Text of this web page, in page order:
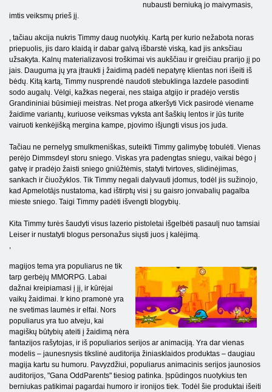
nubausti berniuką jo maivymasis,
imtis veiksmų prieš jį.
, tačiau akcija nukris Timmy daug nuotykių. Kartą per kurio nežabota noras
priepuolis, jis daro klaidą ir dabar galvą išbarstė viską, kad jis anksčiau
užsakyta. Kalnų materializavosi troškimai vis aukščiau ir greičiau prarijo jį po
jais. Dauguma jų yra įtraukti į žaidimą padėti nepatyrę klientas nori išeiti iš
bėdų. Kitą kartą, Timmy nusprendė naudoti stebuklinga lazdele pasodinti
sodo augalų. Vėlgi, kažkas negerai, nes staiga atgijo ir pradėjo verstis
Grandininiai būsimieji meistras. Net proga atkeršyti Vick pasirodė viename
žaidime variantų, kuriuose veiksmas vyksta ant šaškių lentos ir jūs turite
vairuoti kenkėjišką mergina kampe, pjovimo išjungti visus jos juda.
Tačiau ne pernelyg smulkmeniškas, suteikti Timmy galimybę tobulėti. Vienas
perėjo Dimmsdeyl storu sniego. Viskas yra padengtas sniegu, vaikai bėgo į
gatvę ir pradėjo žaisti sniego gniūžtėmis, statyti tvirtoves, slidinėjimas,
sankach ir čiuožyklos. Tik Timmy negali dalyvauti įdomus, todėl jis sužinojo,
kad Apmelotājs nustatoma, kad ištirptų visi į su gaisro jonvabalių pagalba
mieste sniego. Taigi Timmy padėti išvengti blogybių.
Kita Timmy turės šaudyti visus lazerio pistoletai išgelbėti pasaulį nuo tamsiai
Leiser ir nustatyti blogus personažus siųsti juos į kalėjimą.
,
magijos tema yra populiarus ne tik
tarp gerbėjų MMORPG. Labai
dažnai kreipiamasi į jį, ir kūrėjai
vaikų žaidimai. Ir kino pramonė yra
ne svetimas laumės ir elfai. Nors
populiarus yra tuo atveju, kai
magiškų būtybių ateiti į žaidimą nėra
fantazijos rašytojas, ir iš populiarios serijos ar animaciją. Yra dar vienas
modelis – jaunesnysis tikslinė auditorija žiniasklaidos produktas – daugiau
magija kartu su humoru. Pavyzdžiui, populiarus animacinis serijos jaunosios
auditorijos, "Gana OddParents" tiesiog patinka. Įspūdingos nuotykius ten
berniukas patikimai pagardai humoro ir ironijos tiek. Todėl šie produktai išeiti